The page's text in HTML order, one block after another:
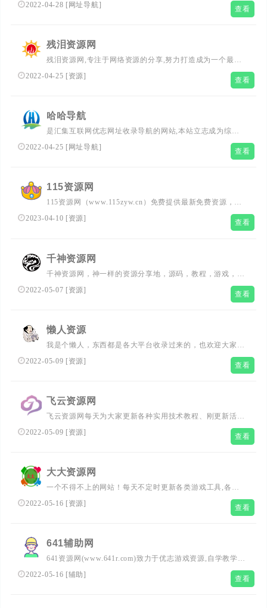
2022-04-28 [ 网址导航] 查看
残泪资源网
残泪资源网,专注于网络资源的分享,努力打造成为一个最全
的资源网。
2022-04-25 [资源] 查看
哈哈导航
是汇集互联网优志网址收录导航的网站,本站立志成为综合
网址导航的领导者和知名导航网的领先者!新技术导航网全
力打造全网最实用简洁的QQ技术网址导航基地,一站式网络
2022-04-25 [ 网址导航] 查看
115资源网
115资源网（www.115zyw.cn）免费提供最新免费资源，最
新免费线报微信活动分享，电脑手机软件，活动线报，网上
创业赚钱项目，网站源码，qq技术乐园等。努力打造为全国
程，努力为各位网友呈现最好的资源下载网站，一切尽在
115资源网。
2023-04-10 [资源] 查看
千神资源网
千神资源网，神一样的资源分享地，源码，教程，游戏，软
件应有尽有
2022-05-07 [资源] 查看
懒人资源
我是个懒人，东西都是各大平台收录过来的，也欢迎大家投
稿，懒人资源，专属于懒人的平台。 大表哥资源115资源小
刀娱乐小K资源娱乐网 - 源码基地 - 网赚项目 - 绿色基地 -
2022-05-09 [资源] 查看
飞云资源网
飞云资源网每天为大家更新各种实用技术教程、刚更新活动
资讯、网络趣事、以及各种好玩的软件工具等、记得每天都
2022-05-09 [资源] 查看
大大资源网
一个不得不上的网站！每天不定时更新各类游戏工具,各类
红包福利活动,实用软件等资源。
2022-05-16 [资源] 查看
641辅助网
641资源网(www.641r.com)致力于优志游戏资源,自学教学,
游戏辅助,免费下载在线听优志音乐,绿色工具的分享发布.拥
有全网刚更新电影资源,努力为广大网友提供优志绿色的软
2022-05-16 [辅助] 查看